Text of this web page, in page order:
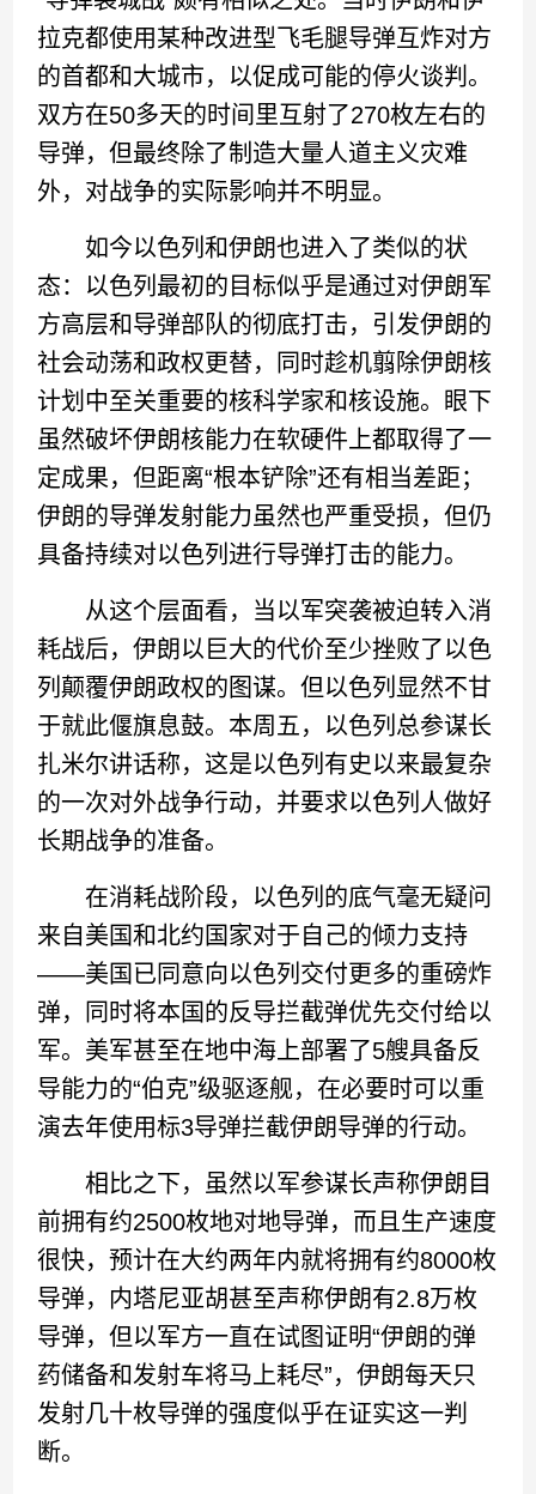
拉克都使用某种改进型飞毛腿导弹互炸对方
的首都和大城市，以促成可能的停火谈判。
双方在50多天的时间里互射了270枚左右的
导弹，但最终除了制造大量人道主义灾难
外，对战争的实际影响并不明显。
如今以色列和伊朗也进入了类似的状
态：以色列最初的目标似乎是通过对伊朗军
方高层和导弹部队的彻底打击，引发伊朗的
社会动荡和政权更替，同时趁机翦除伊朗核
计划中至关重要的核科学家和核设施。眼下
虽然破坏伊朗核能力在软硬件上都取得了一
定成果，但距离“根本铲除”还有相当差距；
伊朗的导弹发射能力虽然也严重受损，但仍
具备持续对以色列进行导弹打击的能力。
从这个层面看，当以军突袭被迫转入消
耗战后，伊朗以巨大的代价至少挫败了以色
列颠覆伊朗政权的图谋。但以色列显然不甘
于就此偃旗息鼓。本周五，以色列总参谋长
扎米尔讲话称，这是以色列有史以来最复杂
的一次对外战争行动，并要求以色列人做好
长期战争的准备。
在消耗战阶段，以色列的底气毫无疑问
来自美国和北约国家对于自己的倾力支持
——美国已同意向以色列交付更多的重磅炸
弹，同时将本国的反导拦截弹优先交付给以
军。美军甚至在地中海上部署了5艘具备反
导能力的“伯克”级驱逐舰，在必要时可以重
演去年使用标3导弹拦截伊朗导弹的行动。
相比之下，虽然以军参谋长声称伊朗目
前拥有约2500枚地对地导弹，而且生产速度
很快，预计在大约两年内就将拥有约8000枚
导弹，内塔尼亚胡甚至声称伊朗有2.8万枚
导弹，但以军方一直在试图证明“伊朗的弹
药储备和发射车将马上耗尽”，伊朗每天只
发射几十枚导弹的强度似乎在证实这一判
断。